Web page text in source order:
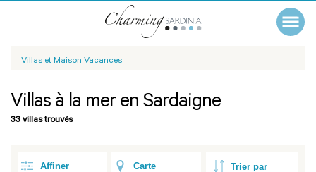
Villas et Maison Vacances
Villas à la mer en Sardaigne
33 villas trouvés
Affiner Carte